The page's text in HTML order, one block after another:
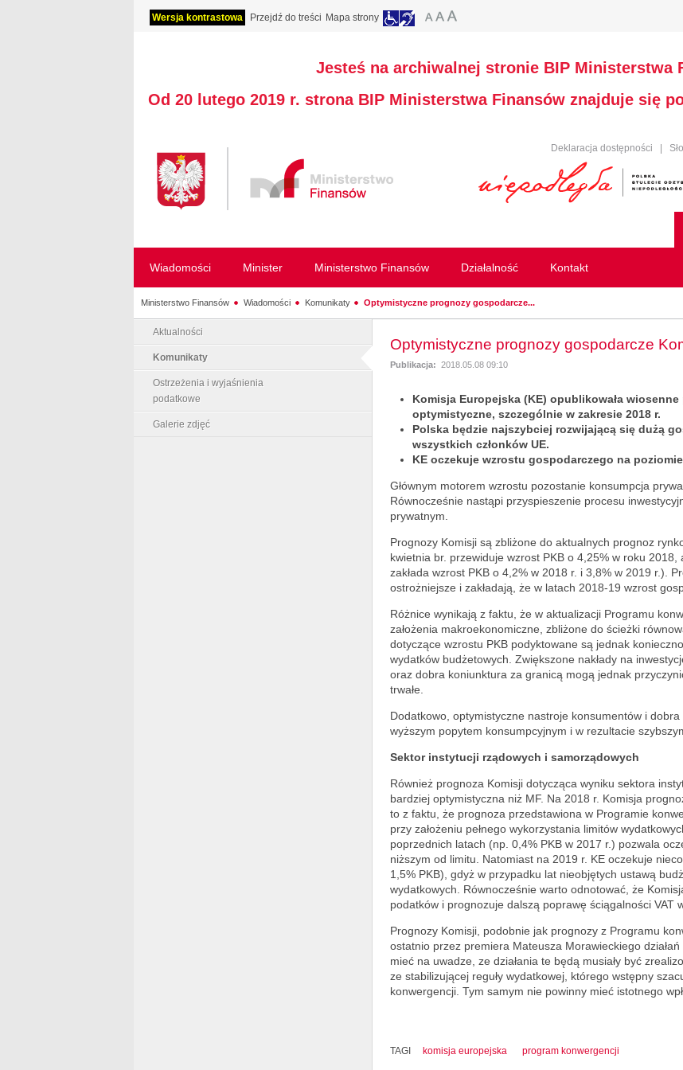
Wersja kontrastowa Przejdź do treści Mapa strony
Jesteś na archiwalnej stronie BIP Ministerstwa
Od 20 lutego 2019 r. strona BIP Ministerstwa Finansów znajduje się
Deklaracja dostępności
Wiadomości Minister Ministerstwo Finansów Działalność Kontakt
Ministerstwo Finansów Wiadomości Komunikaty Optymistyczne prognozy gospodarcze...
Aktualności
Komunikaty
Ostrzeżenia i wyjaśnienia
podatkowe
Galerie zdjęć
Optymistyczne prognozy gospodarcze
Publikacja: 2018.05.08 09:10
Komisja Europejska (KE) opublikowała
optymistyczne, szczególnie w zakresie 2018 r.
Polska będzie najszybciej rozwijającą się dużą
wszystkich członków UE.
KE oczekuje wzrostu gospodarczego na poziomie
Głównym motorem wzrostu pozostanie konsumpcja
Równocześnie nastąpi przyspieszenie procesu
prywatnym.
Prognozy Komisji są zbliżone do aktualnych prognoz
kwietnia br. przewiduje wzrost PKB o 4,25% w roku
zakłada wzrost PKB o 4,2% w 2018 r. i 3,8% w 2019 r.).
ostrożniejsze i zakładają, że w latach 2018-19 wzrost
Różnice wynikają z faktu, że w aktualizacji Programu
założenia makroekonomiczne, zbliżone do ścieżki
dotyczące wzrostu PKB podyktowane są jednak
wydatków budżetowych. Zwiększone nakłady na
oraz dobra koniunktura za granicą mogą jednak
trwałe.
Dodatkowo, optymistyczne nastroje konsumentów i
wyższym popytem konsumpcyjnym i w rezultacie
Sektor instytucji rządowych i samorządowych
Również prognoza Komisji dotycząca wyniku sektora
bardziej optymistyczna niż MF. Na 2018 r. Komisja
to z faktu, że prognoza przedstawiona w Programie
przy założeniu pełnego wykorzystania limitów
poprzednich latach (np. 0,4% PKB w 2017 r.) pozwala
niższym od limitu. Natomiast na 2019 r. KE oczekuje
1,5% PKB), gdyż w przypadku lat nieobjętych ustawą
wydatkowych. Równocześnie warto odnotować, że
podatków i prognozuje dalszą poprawę ściągalności VAT
Prognozy Komisji, podobnie jak prognozy z Programu
ostatnio przez premiera Mateusza Morawieckiego
mieć na uwadze, ze działania te będą musiały być
ze stabilizującej reguły wydatkowej, którego wstępny
konwergencji. Tym samym nie powinny mieć istotnego
TAGI komisja europejska program konwergencji